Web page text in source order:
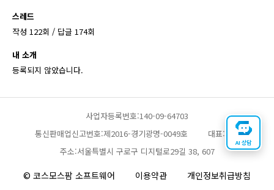
스레드
작성 122회 / 답글 174회
내 소개
등록되지 않았습니다.
사업자등록번호:140-09-64703
통신판매업신고번호:제2016-경기광명-0049호
대표:채찬
주소:서울특별시 구로구 디지털로29길 38, 607
© 코스모스팜 소프트웨어 이용약관
개인정보취급방침
AI 상담